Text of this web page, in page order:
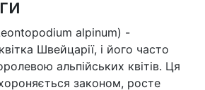
alpinum) -
Швейцарії, і його часто
альпійських квітів. Ця
законом, росте